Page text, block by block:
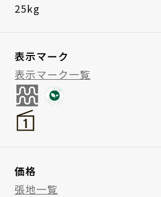
25kg
表示マーク
表示マーク一覧
価格
張地一覧